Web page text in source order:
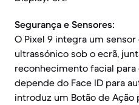
Segurança e Sensores:
O Pixel 9 integra um
ultrassónico sob o ecrã,
reconhecimento facial para
depende do Face ID para
introduz um Botão de Ação